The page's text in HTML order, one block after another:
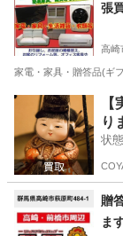
張
高崎
家電・家具・贈答品(ギ
群馬 高崎市
リサイクルショップ
り
状
贈
ま